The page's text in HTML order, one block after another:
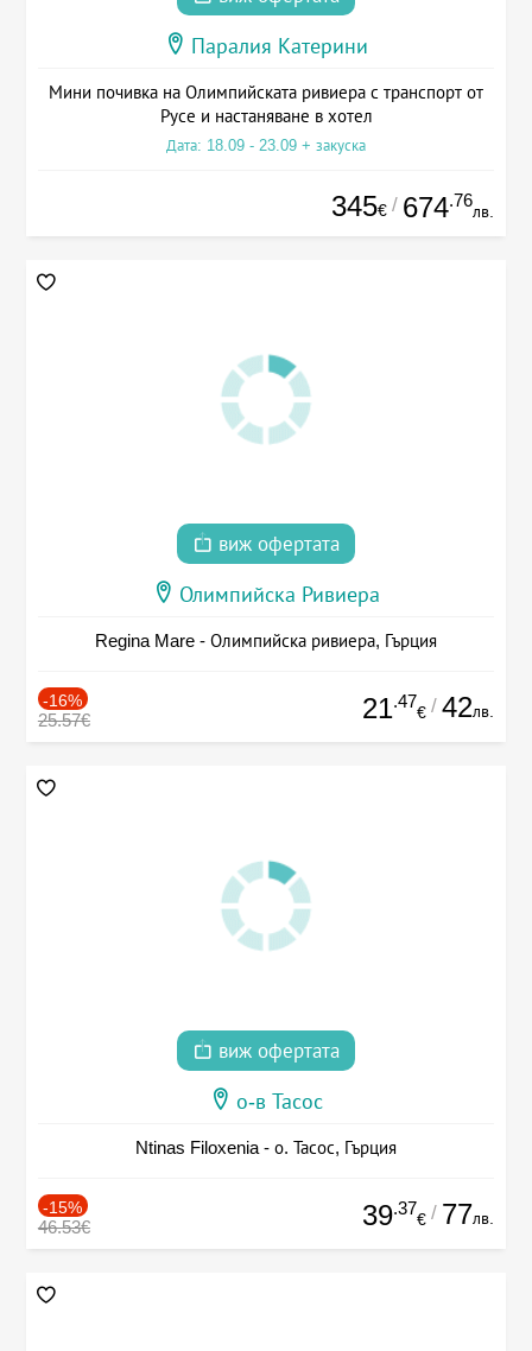
Паралия Катерини
Мини почивка на Олимпийската ривиера с транспорт от
Русе и настаняване в хотел
Дата: 18.09 - 23.09 + закуска
345€ / 674.76
лв.
виж офертата
Олимпийска Ривиера
Regina Mare - Олимпийска ривиера, Гърция
-16%
25.57€ 21.47
€ / 42лв.
виж офертата
о-в Тасос
Ntinas Filoxenia - о. Тасос, Гърция
-15%
46.53€ 39.37
€ / 77лв.